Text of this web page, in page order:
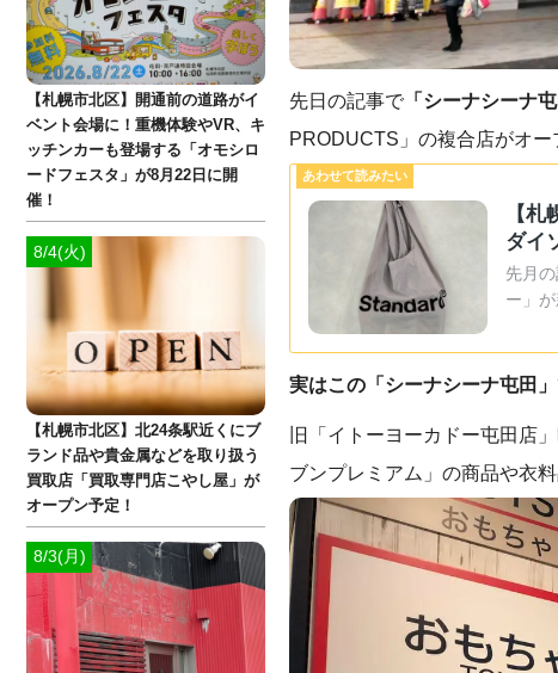
先日の記事で 「シーナシーナ屯
PRODUCTS」の複合店がオー
【
ダイ
先月
ー」
実はこの「シーナシーナ屯田
旧「イトーヨーカドー屯田店
ブンプレミアム」の商品や衣
【札幌市北区】開通前の道路がイ
ベント会場に！重機体験やVR、キ
ッチンカーも登場する「オモシロ
ードフェスタ」が8月22日に開
催！
8/4(火)
【札幌市北区】北24条駅近くにブ
ランド品や貴金属などを取り扱う
買取店「買取専門店こやし屋」が
オープン予定！
8/3(月)